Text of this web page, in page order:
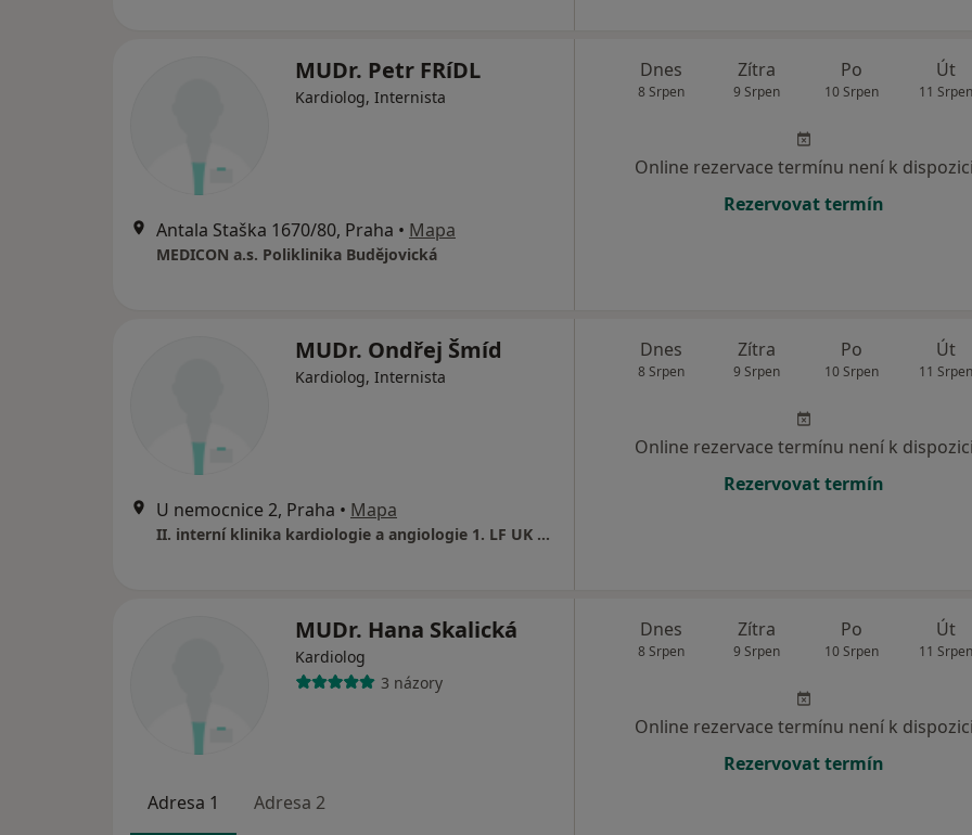
MUDr. Petr FRíDL
Kardiolog, Internista
Antala Staška 1670/80, Praha • Mapa
MEDICON a.s. Poliklinika Budějovická
Dnes
8 Srpen
Zítra
9 Srpen
Po
10 Srpen
Út
11 Srpen
Online rezervace termínu není k dispozici
Rezervovat termín
MUDr. Ondřej Šmíd
Kardiolog, Internista
U nemocnice 2, Praha • Mapa
II. interní klinika kardiologie a angiologie 1. LF UK a VFN
Dnes
8 Srpen
Zítra
9 Srpen
Po
10 Srpen
Út
11 Srpen
Online rezervace termínu není k dispozici
Rezervovat termín
MUDr. Hana Skalická
Kardiolog
3 názory
Adresa 1 Adresa 2
Dnes
8 Srpen
Zítra
9 Srpen
Po
10 Srpen
Út
11 Srpen
Online rezervace termínu není k dispozici
Rezervovat termín